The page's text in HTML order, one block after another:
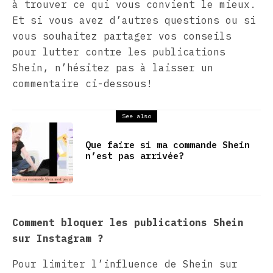
à trouver ce qui vous convient le mieux.
Et si vous avez d’autres questions ou si
vous souhaitez partager vos conseils
pour lutter contre les publications
Shein, n’hésitez pas à laisser un
commentaire ci-dessous!
See also
Que faire si ma commande Shein
n’est pas arrivée?
Comment bloquer les publications Shein
sur Instagram ?
Pour limiter l’influence de Shein sur